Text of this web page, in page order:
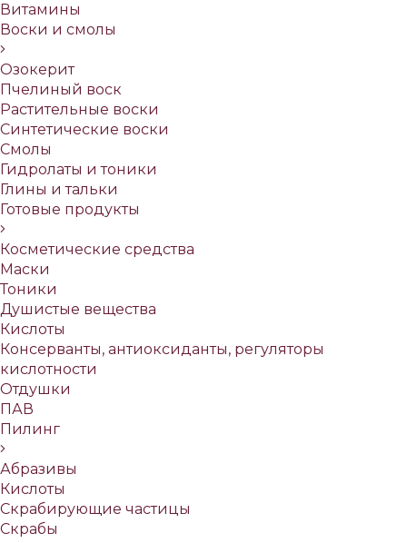
Витамины
Воски и смолы
Озокерит
Пчелиный воск
Растительные воски
Синтетические воски
Смолы
Гидролаты и тоники
Глины и тальки
Готовые продукты
Косметические средства
Маски
Тоники
Душистые вещества
Кислоты
Консерванты, антиоксиданты, регуляторы
кислотности
Отдушки
ПАВ
Пилинг
Абразивы
Кислоты
Скрабирующие частицы
Скрабы